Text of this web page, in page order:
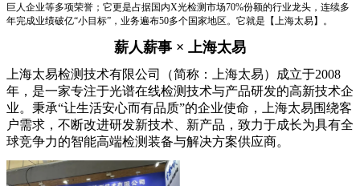
巨人企业等多项荣誉；它更是占据国内X光检测市场70%份额的行业龙头，连续多
年完成业绩破亿“小目标”，业务遍布50多个国家地区。它就是【上海太易】。
薪人薪事 × 上海太易
上海太易检测技术有限公司（简称：上海太易）成立于2008
年，是一家专注于光谱在线检测技术与产品研发的高新技术企
业。秉承“让生活安心而有品质”的企业使命，上海太易围绕客
户需求，不断改进研发新技术、新产品，致力于成长为具有全
球竞争力的智能高端检测装备与解决方案供应商。